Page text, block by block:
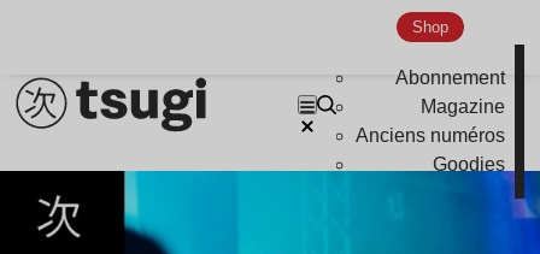
Shop
Abonnement
Magazine
Anciens numéros
Goodies